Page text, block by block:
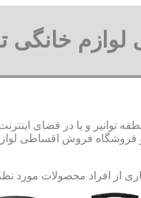
خانگی
توانیر و یا در فضای
فروش اقساطی لوازم
از افراد محصولات مورد